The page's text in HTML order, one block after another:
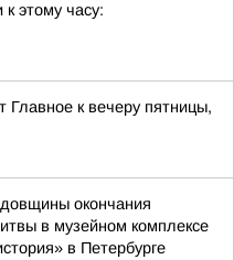
этому часу:
Главное к вечеру пятницы,
окончания
в музейном комплексе
в Петербурге